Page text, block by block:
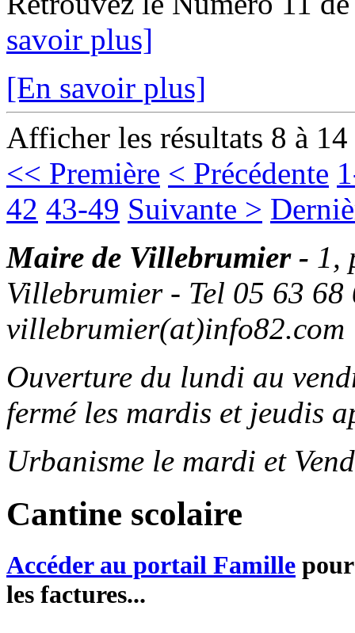
savoir plus]
[En savoir plus]
Afficher les résultats 8 à
<< Première < Précédente
42 43-49 Suivante >
Maire de Villebrumier - 1,
Villebrumier - Tel 05 63
villebrumier(at)info82.com
Ouverture du lundi au
fermé les mardis et jeudis
Urbanisme le mardi et
Cantine scolaire
Accéder au portail Famille
les factures...